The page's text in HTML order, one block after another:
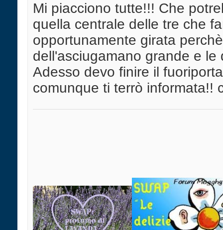
Mi piacciono tutte!!! Che
quella centrale delle tre che
opportunamente girata
dell'asciugamano grande e
Adesso devo finire il
comunque ti terrò informata!!